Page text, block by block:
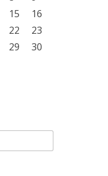
15
16
22
23
29
30